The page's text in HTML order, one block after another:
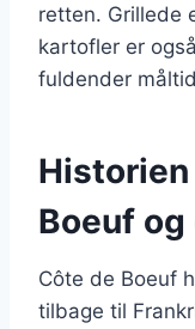
retten. Grillede
kartofler er
fuldender
Boeuf
Côte de Boeuf
tilbage til